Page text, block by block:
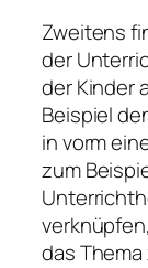
Zweitens
der
der Kinder
Beispiel
in vorm
zum
das